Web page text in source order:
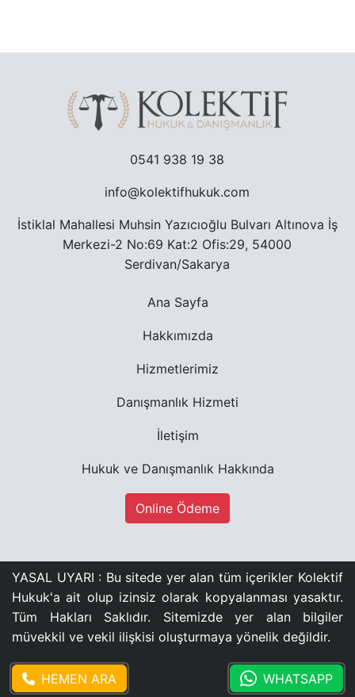
YARGILANMANIN YENILENMESI DAVASI
MURIS MUVAZAASI NEDENIYLE TAPU IPTAL VE
0541 938 19 38
info@kolektifhukuk.com
İstiklal Mahallesi Muhsin Yazıcıoğlu Bulvarı Altınova İş
Merkezi-2 No:69 Kat:2 Ofis:29, 54000
Serdivan/Sakarya
Ana Sayfa
Hakkımızda
Hizmetlerimiz
Danışmanlık Hizmeti
İletişim
Hukuk ve Danışmanlık Hakkında
Online Ödeme
YASAL UYARI : Bu sitede yer alan tüm içerikler Kolektif
Hukuk'a ait olup izinsiz olarak kopyalanması yasaktır.
Tüm Hakları Saklıdır. Sitemizde yer alan bilgiler
müvekkil ve vekil ilişkisi oluşturmaya yönelik değildir.
HEMEN ARA WHATSAPP